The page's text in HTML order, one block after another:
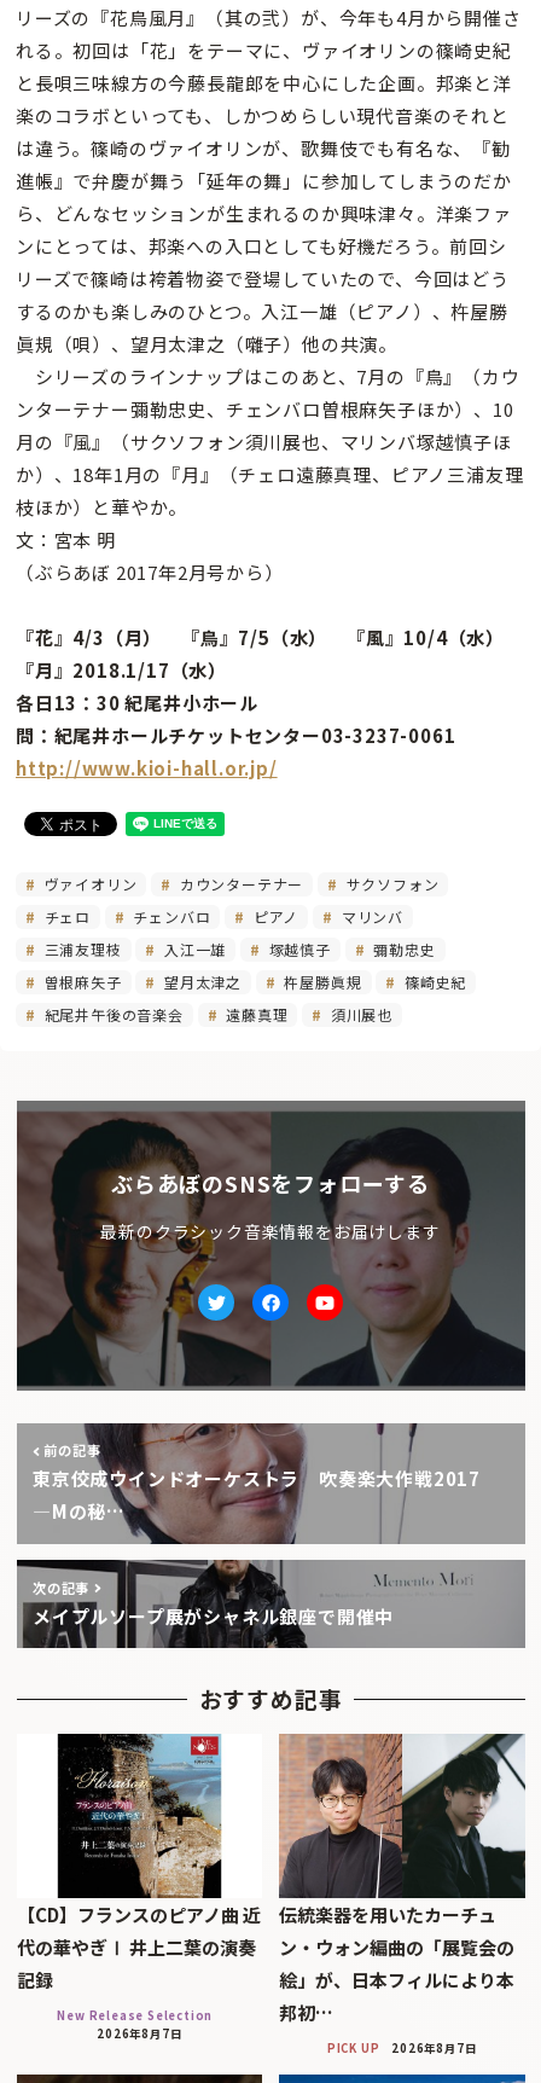
リーズの『花鳥風月』（其の弐）が、今年も4月から開催さ
れる。初回は「花」をテーマに、ヴァイオリンの篠崎史紀
と長唄三味線方の今藤長龍郎を中心にした企画。邦楽と洋
楽のコラボといっても、しかつめらしい現代音楽のそれと
は違う。篠崎のヴァイオリンが、歌舞伎でも有名な、『勧
進帳』で弁慶が舞う「延年の舞」に参加してしまうのだか
ら、どんなセッションが生まれるのか興味津々。洋楽ファ
ンにとっては、邦楽への入口としても好機だろう。前回シ
リーズで篠崎は袴着物姿で登場していたので、今回はどう
するのかも楽しみのひとつ。入江一雄（ピアノ）、杵屋勝
眞規（唄）、望月太津之（囃子）他の共演。
シリーズのラインナップはこのあと、7月の『鳥』（カウ
ンターテナー彌勒忠史、チェンバロ曽根麻矢子ほか）、10
月の『風』（サクソフォン須川展也、マリンバ塚越慎子ほ
か）、18年1月の『月』（チェロ遠藤真理、ピアノ三浦友理
枝ほか）と華やか。
文：宮本 明
（ぶらあぼ 2017年2月号から）
『花』4/3（月） 『鳥』7/5（水） 『風』10/4（水）
『月』2018.1/17（水）
各日13：30 紀尾井小ホール
問：紀尾井ホールチケットセンター03-3237-0061
http://www.kioi-hall.or.jp/
ヴァイオリン カウンターテナー
サクソフォン
チェロ
チェンバロ ピアノ
マリンバ
三浦友理枝
入江一雄 塚越慎子
彌勒忠史
曽根麻矢子
望月太津之 杵屋勝眞規
篠崎史紀
紀尾井午後の音楽会
遠藤真理 須川展也
ぶらあぼのSNSをフォローする
最新のクラシック音楽情報をお届けします
TwitterfacebookYoutube
前の記事
東京佼成ウインドオーケストラ 吹奏楽大作戦2017
―Mの秘…
次の記事
メイプルソープ展がシャネル銀座で開催中
おすすめ記事
【CD】フランスのピアノ曲 近
代の華やぎⅠ 井上二葉の演奏
記録
New Release Selection
2026年8月7日
伝統楽器を用いたカーチュ
ン・ウォン編曲の「展覧会の
絵」が、日本フィルにより本
邦初…
PICK UP 2026年8月7日